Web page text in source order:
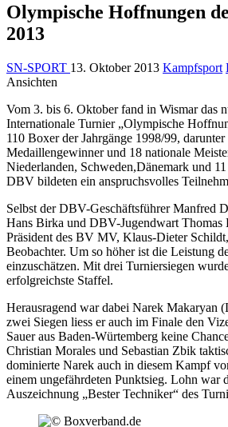
Olympische Hoffnungen
2013
SN-SPORT 13. Oktober 2013 Kampfsport
Ansichten
Vom 3. bis 6. Oktober fand in Wismar das
Internationale Turnier „Olympische
110 Boxer der Jahrgänge 1998/99,
Medaillengewinner und 18 nationale
Niederlanden, Schweden,Dänemark und
DBV bildeten ein anspruchsvolles
Selbst der DBV-Geschäftsführer Manfred
Hans Birka und DBV-Jugendwart Thomas
Präsident des BV MV, Klaus-Dieter
Beobachter. Um so höher ist die Leistung
einzuschätzen. Mit drei Turniersiegen
erfolgreichste Staffel.
Herausragend war dabei Narek Makaryan
zwei Siegen liess er auch im Finale den
Sauer aus Baden-Würtemberg keine
Christian Morales und Sebastian Zbik
dominierte Narek auch in diesem Kampf
einem ungefährdeten Punktsieg. Lohn war
Auszeichnung „Bester Techniker“ des